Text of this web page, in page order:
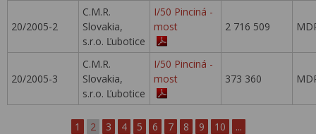
20/2005-2
C.M.R.
Slovakia,
s.r.o. Ľubotice
I/50 Pinciná -
most
2 716 509
20/2005-3
C.M.R.
Slovakia,
s.r.o. Ľubotice
I/50 Pinciná -
most
373 360
1 2 3 4 5 6 7 8 9 10 ...